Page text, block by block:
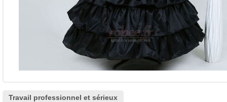
Travail professionnel et sérieux